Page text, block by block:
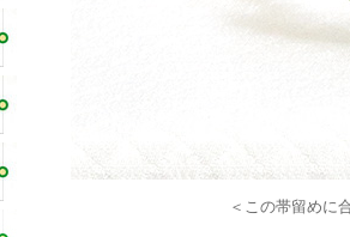
＜この帯留めに